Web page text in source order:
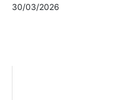
30/03/2026